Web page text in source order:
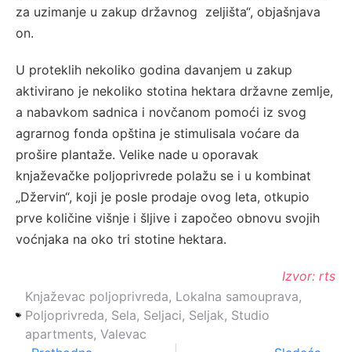
za uzimanje u zakup državnog zeljišta“, objašnjava
on.
U proteklih nekoliko godina davanjem u zakup
aktivirano je nekoliko stotina hektara državne zemlje,
a nabavkom sadnica i novčanom pomoći iz svog
agrarnog fonda opština je stimulisala voćare da
prošire plantaže. Velike nade u oporavak
knjaževačke poljoprivrede polažu se i u kombinat
„Džervin“, koji je posle prodaje ovog leta, otkupio
prve količine višnje i šljive i započeo obnovu svojih
voćnjaka na oko tri stotine hektara.
Izvor: rts
Knjaževac poljoprivreda, Lokalna samouprava,
Poljoprivreda, Sela, Seljaci, Seljak, Studio
apartments, Valevac